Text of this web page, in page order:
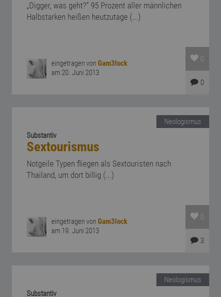
„Digger, was geht?” 95 Prozent aller männlichen
Halbstarken heißen heutzutage (...)
eingetragen vonGam3lock
am 20. Juni 2013
0
0
Neologismus
Substantiv
Sextourismus
Notgeile Typen fliegen als Sextouristen nach
Thailand, um dort billig (...)
eingetragen vonGam3lock
am 19. Juni 2013
0
3
Neologismus
Substantiv